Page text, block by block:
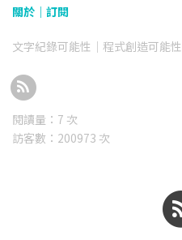
關於｜ 訂閱
文字紀錄可能性｜程式創造可能性
閱讀量： 7 次
訪客數： 200973 次